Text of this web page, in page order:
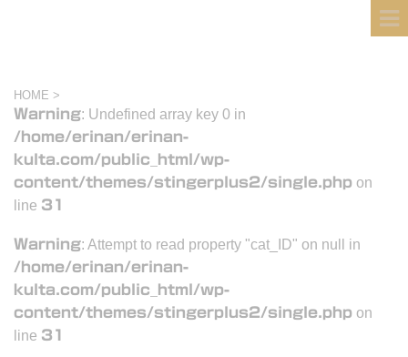
HOME >
Warning: Undefined array key 0 in
/home/erinan/erinan-
kulta.com/public_html/wp-
content/themes/stingerplus2/single.php on
line 31
Warning: Attempt to read property "cat_ID" on null in
/home/erinan/erinan-
kulta.com/public_html/wp-
content/themes/stingerplus2/single.php on
line 31